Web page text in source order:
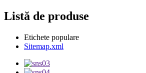
Listă de produse
Etichete populare
Sitemap.xml